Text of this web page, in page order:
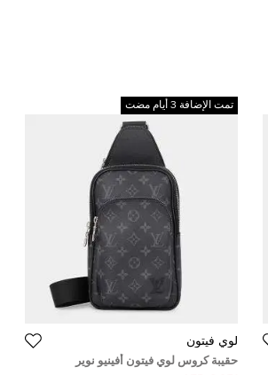
تمت الإضافة 3 أيام مضت
لوي فيتون
حقيبة كروس لوي فيتون أفينيو نوير